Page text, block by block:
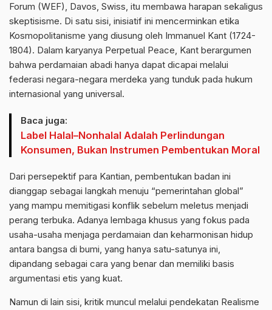
Forum (WEF), Davos, Swiss, itu membawa harapan sekaligus
skeptisisme. Di satu sisi, inisiatif ini mencerminkan etika
Kosmopolitanisme yang diusung oleh Immanuel Kant (1724-
1804). Dalam karyanya Perpetual Peace, Kant berargumen
bahwa perdamaian abadi hanya dapat dicapai melalui
federasi negara-negara merdeka yang tunduk pada hukum
internasional yang universal.
Baca juga:
Label Halal–Nonhalal Adalah Perlindungan
Konsumen, Bukan Instrumen Pembentukan Moral
Dari persepektif para Kantian, pembentukan badan ini
dianggap sebagai langkah menuju “pemerintahan global”
yang mampu memitigasi konflik sebelum meletus menjadi
perang terbuka. Adanya lembaga khusus yang fokus pada
usaha-usaha menjaga perdamaian dan keharmonisan hidup
antara bangsa di bumi, yang hanya satu-satunya ini,
dipandang sebagai cara yang benar dan memiliki basis
argumentasi etis yang kuat.
Namun di lain sisi, kritik muncul melalui pendekatan Realisme